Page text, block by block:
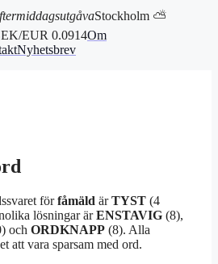
Stockholm ⛅
EUR 0.0914Om
Nyhetsbrev
förfåmäld ärTYST (4
lösningar ärENSTAVIG (8),
och ORDKNAPP (8). Alla
att vara sparsam med ord.